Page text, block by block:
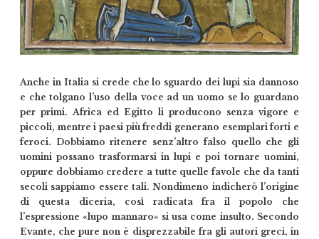
Anche in Italia si crede che lo sguardo dei lupi sia dannoso
e che tolgano l’uso della voce ad un uomo se lo guardano
per primi. Africa ed Egitto li producono senza vigore e
piccoli, mentre i paesi più freddi generano esemplari forti e
feroci. Dobbiamo ritenere senz’altro falso quello che gli
uomini possano trasformarsi in lupi e poi tornare uomini,
oppure dobbiamo credere a tutte quelle favole che da tanti
secoli sappiamo essere tali. Nondimeno indicherò l’origine
di questa diceria, così radicata fra il popolo che
l’espressione «lupo mannaro» si usa come insulto. Secondo
Evante, che pure non è disprezzabile fra gli autori greci, in